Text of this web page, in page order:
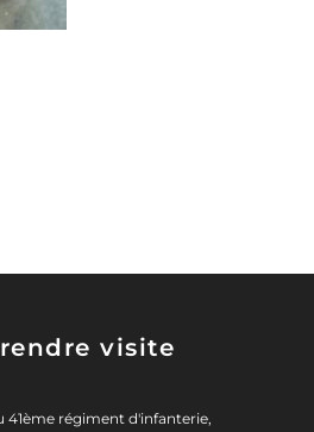
visite
41ème régiment d'infanterie,